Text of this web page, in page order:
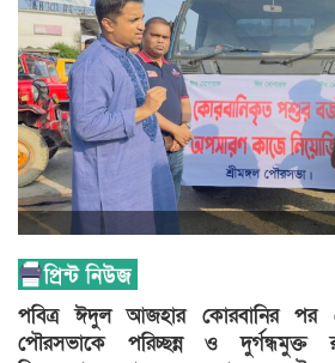
পবিত্র ঈদুল আজহার কোরবানির পর
পৌরসভাকে পরিচ্ছন্ন ও